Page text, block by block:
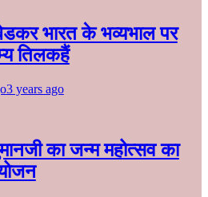
भारत के भव्यभाल पर
तिलकहैं
3 years ago
का जन्म महोत्सव का